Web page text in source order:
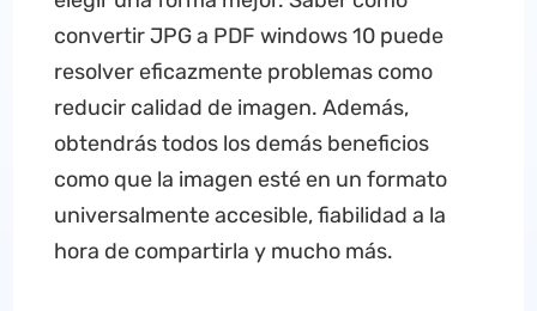
convertir JPG a PDF windows 10 puede
resolver eficazmente problemas como
reducir calidad de imagen. Además,
obtendrás todos los demás beneficios
como que la imagen esté en un formato
universalmente accesible, fiabilidad a la
hora de compartirla y mucho más.